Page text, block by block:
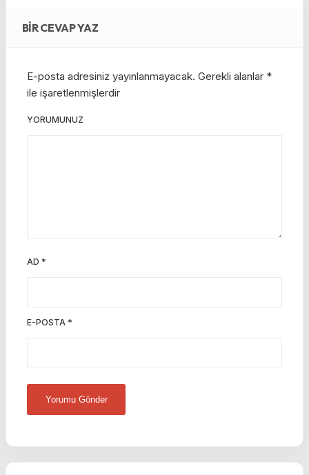
BIR CEVAP YAZ
E-posta adresiniz yayınlanmayacak. Gerekli alanlar *
ile işaretlenmişlerdir
YORUMUNUZ
AD *
E-POSTA *